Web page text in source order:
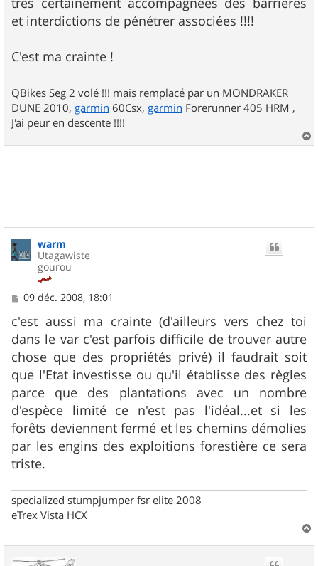
et interdictions de pénétrer associées !!!!
C'est ma crainte !
QBikes Seg 2 volé !!! mais remplacé par un MONDRAKER
DUNE 2010, garmin 60Csx, garmin Forerunner 405 HRM ,
J'ai peur en descente !!!!
a
warm
Utagawiste
gourou
M
s
s
a
g
e
09 déc. 2008, 18:01
c'est aussi ma crainte (d'ailleurs vers chez toi
dans le var c'est parfois difficile de trouver autre
chose que des propriétés privé) il faudrait soit
que l'Etat investisse ou qu'il établisse des règles
parce que des plantations avec un nombre
d'espèce limité ce n'est pas l'idéal...et si les
forêts deviennent fermé et les chemins démolies
par les engins des exploitions forestière ce sera
triste.
specialized stumpjumper fsr elite 2008
eTrex Vista HCX
a